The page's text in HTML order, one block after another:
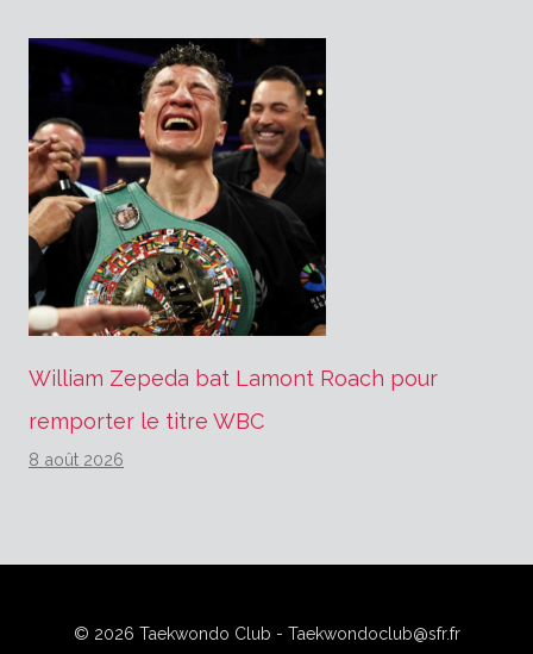
William Zepeda bat Lamont Roach pour
remporter le titre WBC
8 août 2026
© 2026 Taekwondo Club - Taekwondoclub@sfr.fr